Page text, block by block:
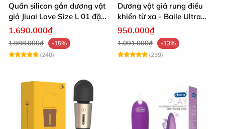
Quần silicon gắn dương vật
giả Jiuai Love Size L 01 đặc
ruột cho Les
1.690.000₫
1.988.000₫
-15%
(240)
Dương vật giả rung điều
khiển từ xa - Baile Ultra
Passionate
950.000₫
1.091.000₫
-13%
(239)